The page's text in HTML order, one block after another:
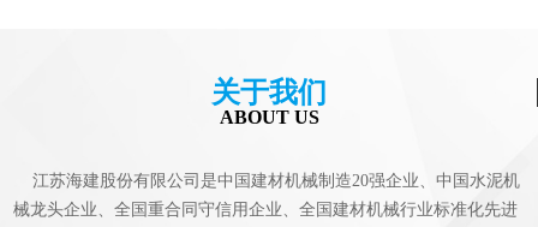
关于我们
ABOUT US
江苏海建股份有限公司是中国建材机械制造20强企业、中国水泥机
械龙头企业、全国重合同守信用企业、全国建材机械行业标准化先进